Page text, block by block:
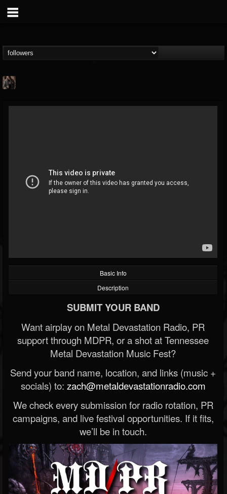
@timscott
FOLLOWERS FOLLOWING
Basic Info
Description
SUBMIT YOUR BAND
Want airplay on Metal Devastation Radio, PR
support through MDPR, or a shot at Tennessee
Metal Devastation Music Fest?
Send your band name, location, and links (music +
socials) to: zach@metaldevastationradio.com
We check every submission for radio rotation, PR
campaigns, and live festival opportunities. If it fits,
we’ll be in touch.